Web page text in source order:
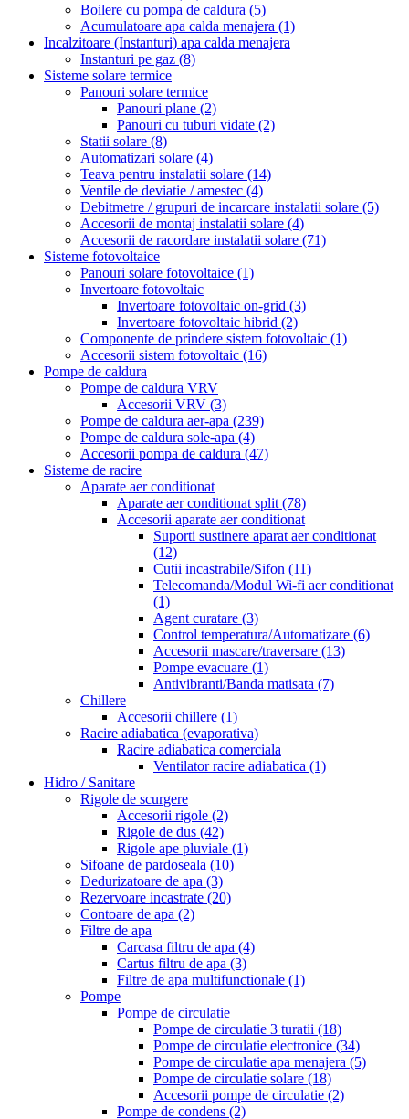
Boilere cu pompa de caldura (5)
Acumulatoare apa calda menajera (1)
Incalzitoare (Instanturi) apa calda menajera
Instanturi pe gaz (8)
Sisteme solare termice
Panouri solare termice
Panouri plane (2)
Panouri cu tuburi vidate (2)
Statii solare (8)
Automatizari solare (4)
Teava pentru instalatii solare (14)
Ventile de deviatie / amestec (4)
Debitmetre / grupuri de incarcare instalatii solare (5)
Accesorii de montaj instalatii solare (4)
Accesorii de racordare instalatii solare (71)
Sisteme fotovoltaice
Panouri solare fotovoltaice (1)
Invertoare fotovoltaic
Invertoare fotovoltaic on-grid (3)
Invertoare fotovoltaic hibrid (2)
Componente de prindere sistem fotovoltaic (1)
Accesorii sistem fotovoltaic (16)
Pompe de caldura
Pompe de caldura VRV
Accesorii VRV (3)
Pompe de caldura aer-apa (239)
Pompe de caldura sole-apa (4)
Accesorii pompa de caldura (47)
Sisteme de racire
Aparate aer conditionat
Aparate aer conditionat split (78)
Accesorii aparate aer conditionat
Suporti sustinere aparat aer conditionat
(12)
Cutii incastrabile/Sifon (11)
Telecomanda/Modul Wi-fi aer conditionat
(1)
Agent curatare (3)
Control temperatura/Automatizare (6)
Accesorii mascare/traversare (13)
Pompe evacuare (1)
Antivibranti/Banda matisata (7)
Chillere
Accesorii chillere (1)
Racire adiabatica (evaporativa)
Racire adiabatica comerciala
Ventilator racire adiabatica (1)
Hidro / Sanitare
Rigole de scurgere
Accesorii rigole (2)
Rigole de dus (42)
Rigole ape pluviale (1)
Sifoane de pardoseala (10)
Dedurizatoare de apa (3)
Rezervoare incastrate (20)
Contoare de apa (2)
Filtre de apa
Carcasa filtru de apa (4)
Cartus filtru de apa (3)
Filtre de apa multifunctionale (1)
Pompe
Pompe de circulatie
Pompe de circulatie 3 turatii (18)
Pompe de circulatie electronice (34)
Pompe de circulatie apa menajera (5)
Pompe de circulatie solare (18)
Accesorii pompe de circulatie (2)
Pompe de condens (2)